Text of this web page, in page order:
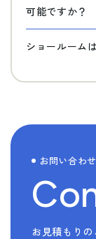
可能ですか？
ショールーム
お問い合わせ
お見積もり